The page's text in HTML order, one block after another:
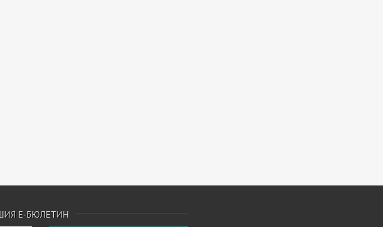
Е-БЮЛЕТИН